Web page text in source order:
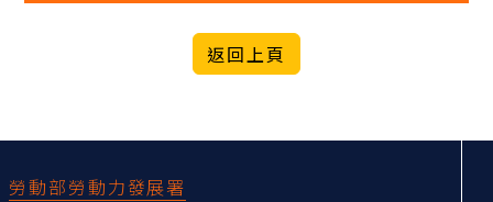
勞動部勞動力發展署